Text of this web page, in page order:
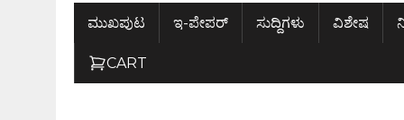
ಮುಖಪುಟ ಇ-ಪೇಪರ್ ಸುದ್ದಿಗಳು ವಿಶೇಷ
CART